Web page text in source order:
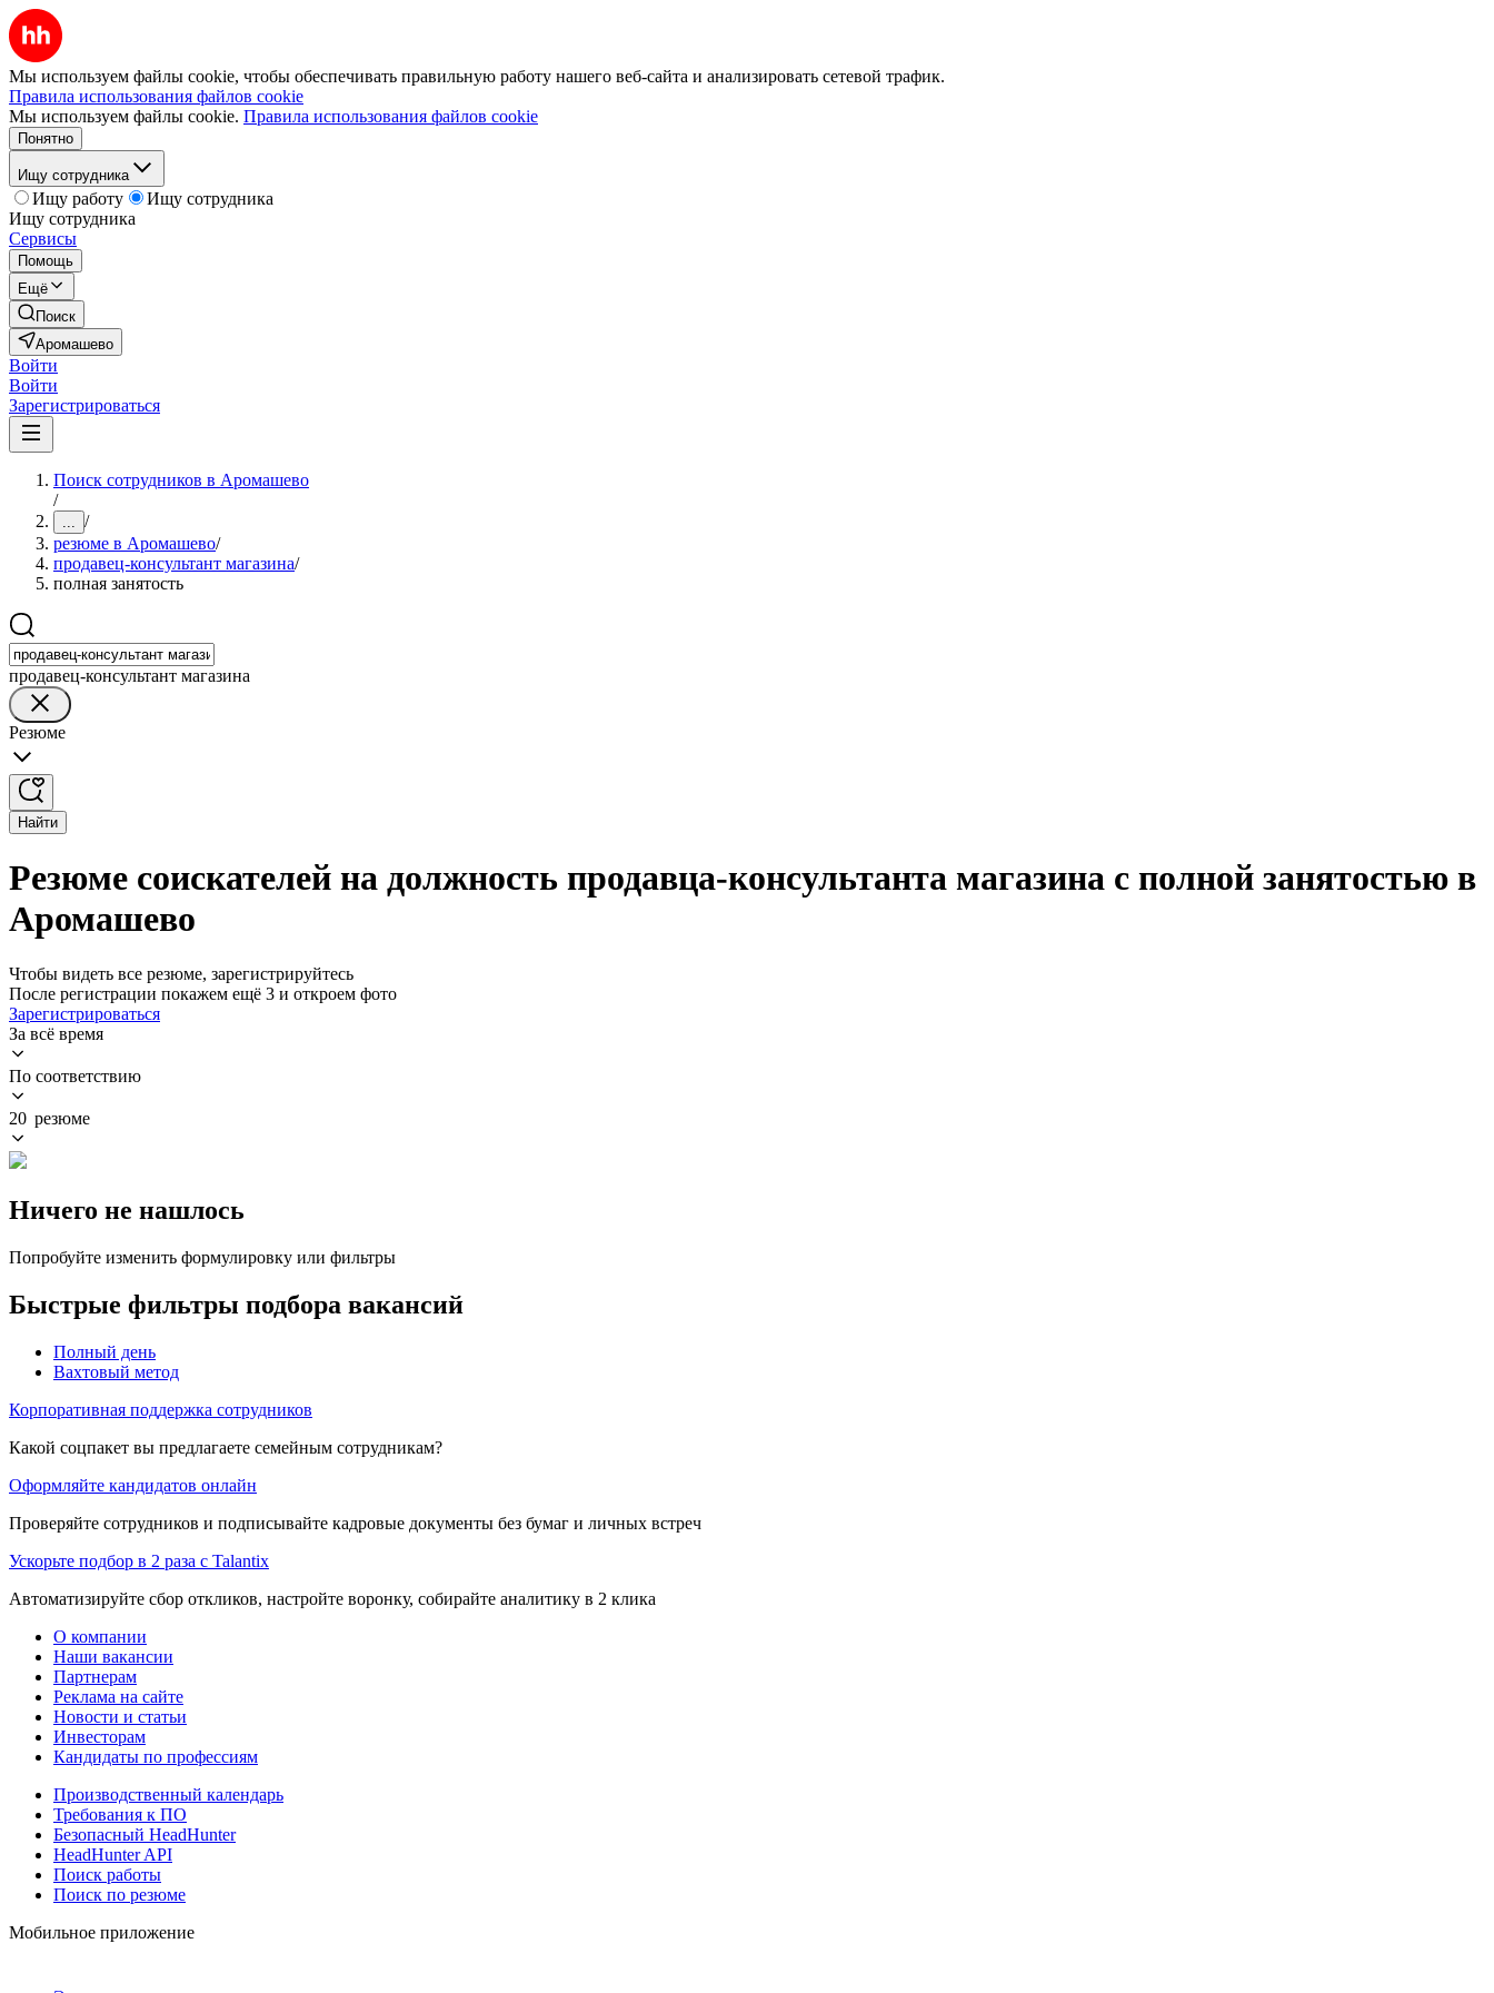
Мы используем файлы cookie, чтобы обеспечивать правильную работу нашего веб-сайта и анализировать сетевой трафик.
Правила использования файлов cookie
Мы используем файлы cookie. Правила использования файлов cookie
Понятно
Ищу сотрудника
Ищу работу
Ищу сотрудника
Ищу сотрудника
Сервисы
Помощь
Ещё
Поиск
Аромашево
Войти
Войти
Зарегистрироваться
Поиск сотрудников в Аромашево
/
... /
резюме в Аромашево/
продавец-консультант магазина/
полная занятость
продавец-консультант магазина
Резюме
Найти
Резюме соискателей на должность продавца-консультанта магазина с полной занятостью в
Аромашево
Чтобы видеть все резюме, зарегистрируйтесь
После регистрации покажем ещё 3 и откроем фото
Зарегистрироваться
За всё время
По соответствию
20 резюме
Ничего не нашлось
Попробуйте изменить формулировку или фильтры
Быстрые фильтры подбора вакансий
Полный день
Вахтовый метод
Корпоративная поддержка сотрудников
Какой соцпакет вы предлагаете семейным сотрудникам?
Оформляйте кандидатов онлайн
Проверяйте сотрудников и подписывайте кадровые документы без бумаг и личных встреч
Ускорьте подбор в 2 раза с Talantix
Автоматизируйте сбор откликов, настройте воронку, собирайте аналитику в 2 клика
О компании
Наши вакансии
Партнерам
Реклама на сайте
Новости и статьи
Инвесторам
Кандидаты по профессиям
Производственный календарь
Требования к ПО
Безопасный HeadHunter
HeadHunter API
Поиск работы
Поиск по резюме
Мобильное приложение